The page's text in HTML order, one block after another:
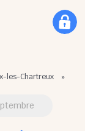
les-Chartreux »